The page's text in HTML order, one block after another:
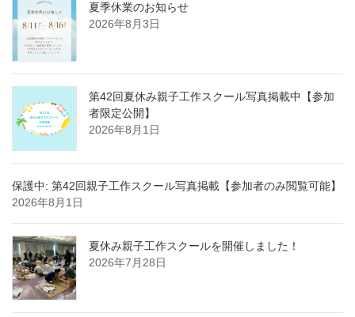
夏季休業のお知らせ
2026年8月3日
第42回夏休み親子工作スクール写真掲載中【参加
者限定公開】
2026年8月1日
保護中: 第42回親子工作スクール写真掲載【参加者のみ閲覧可能】
2026年8月1日
夏休み親子工作スクールを開催しました！
2026年7月28日